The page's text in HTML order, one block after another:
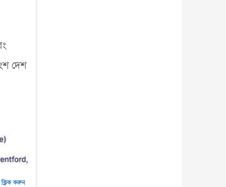
দেশ
ক্লিক করুন